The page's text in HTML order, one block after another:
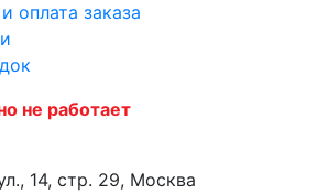
оплата заказа
не работает
14, стр. 29, Москва